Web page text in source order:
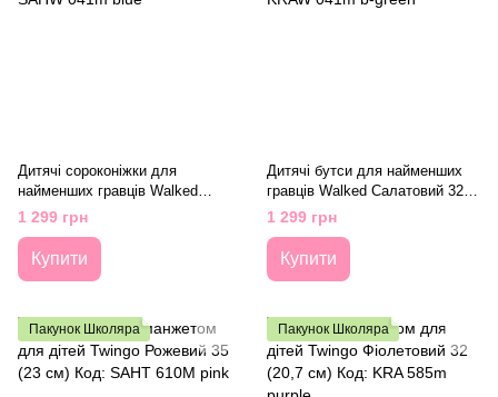
Дитячі сороконіжки для
найменших гравців Walked
Синій 32 (20,5 см) Код: SAHW
041m blue
1 299 грн
Купити
Дитячі бутси для найменших
гравців Walked Салатовий 32
(20,5 см) Код: KRAW 041m b-
1 299 грн
Купити
Пакунок Школяра Пакунок Школяра